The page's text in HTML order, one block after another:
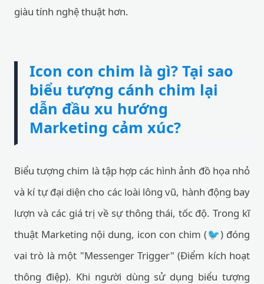
giàu tính nghệ thuật hơn.
Icon con chim là gì? Tại sao
biểu tượng cánh chim lại
dẫn đầu xu hướng
Marketing cảm xúc?
Biểu tượng chim là tập hợp các hình ảnh đồ họa nhỏ
và kí tự đại diện cho các loài lông vũ, hành động bay
lượn và các giá trị về sự thông thái, tốc độ. Trong kĩ
thuật Marketing nội dung, icon con chim (🐦) đóng
vai trò là một "Messenger Trigger" (Điểm kích hoạt
thông điệp). Khi người dùng sử dụng biểu tượng